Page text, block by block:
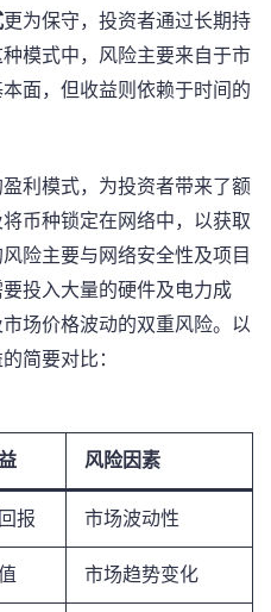
更为保守，投资者通过长期持
模式中，风险主要来自于市
面，但收益则依赖于时间的
利模式，为投资者带来了额
币种锁定在网络中，以获取
险主要与网络安全性及项目
投入大量的硬件及电力成
场价格波动的双重风险。以
简要对比：
风险因素
报 市场波动性
市场趋势变化